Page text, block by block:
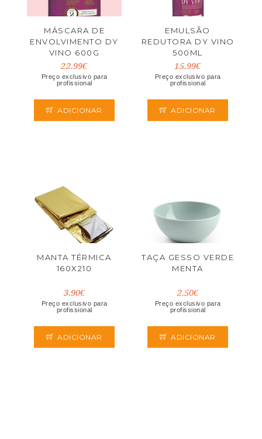
MÁSCARA DE
ENVOLVIMENTO DY
VINO 600G
22.99€
Preço exclusivo para
profissional
ADICIONAR
EMULSÃO
REDUTORA DY VINO
500ML
15.99€
Preço exclusivo para
profissional
ADICIONAR
MANTA TÉRMICA
160X210
3.90€
Preço exclusivo para
profissional
ADICIONAR
TAÇA GESSO VERDE
MENTA
2.50€
Preço exclusivo para
profissional
ADICIONAR